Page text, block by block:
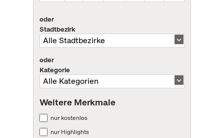
oder
Stadtbezirk
oder
Kategorie
Weitere Merkmale
nur kostenlos
nur Highlights